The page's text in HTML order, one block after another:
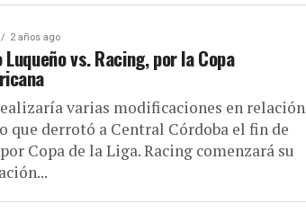
2 años ago
vs. Racing, por la Copa
varias modificaciones en relación
que derrotó a Central Córdoba el fin de
Copa de la Liga. Racing comenzará su